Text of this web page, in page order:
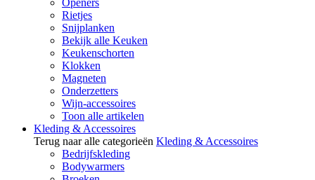
Openers
Rietjes
Snijplanken
Bekijk alle Keuken
Keukenschorten
Klokken
Magneten
Onderzetters
Wijn-accessoires
Toon alle artikelen
Kleding & Accessoires
Terug naar alle categorieën Kleding & Accessoires
Bedrijfskleding
Bodywarmers